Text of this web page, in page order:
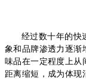
经过数十年的快
象和品牌渗透力逐渐
味品在一定程度上从
距离缩短，成为体现